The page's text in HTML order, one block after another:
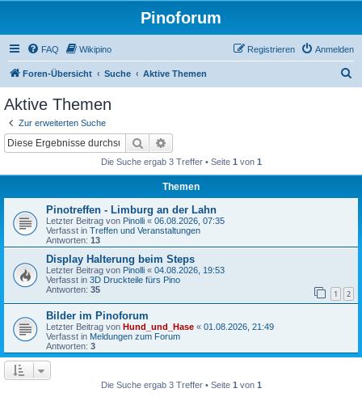
Pinoforum
FAQ Wikipino Anmelden
Registrieren
Foren-Übersicht Suche Aktive Themen
Aktive Themen
Zur erweiterten Suche
Suche
Die Suche ergab 3 Treffer • Seite 1 von 1
Themen
Pinotreffen - Limburg an der Lahn
Letzter Beitrag von Pinolli « 06.08.2026, 07:35
Verfasst in Treffen und Veranstaltungen
Antworten: 13
Display Halterung beim Steps
Letzter Beitrag von Pinolli « 04.08.2026, 19:53
Verfasst in 3D Druckteile fürs Pino
Antworten: 35 1 2
Bilder im Pinoforum
Letzter Beitrag von Hund_und_Hase « 01.08.2026, 21:49
Verfasst in Meldungen zum Forum
Antworten: 3
Die Suche ergab 3 Treffer • Seite 1 von 1